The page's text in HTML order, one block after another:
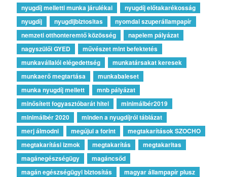
nyugdíj melletti munka járulékai
nyugdíj előtakarékosság
nyugdíj
nyugdijbiztositas
nyomdai szuperállampapír
nemzeti otthonteremtő közösség
napelem pályázat
nagyszülői GYED
művészet mint befektetés
munkavállalói elégedettség
munkatársakat keresek
munkaerő megtartása
munkabaleset
munka nyugdíj mellett
mnb pályázat
minősített fogyasztóbarát hitel
minimálbér2019
minimálbér 2020
minden a nyugdíjról táblázat
merj álmodni
megújul a forint
megtakarítások SZOCHO
megtakarítási izmok
megtakarítás
megtakaritas
magánegészségügy
magáncsőd
magán egészségügyi biztosítás
magyar állampapír plusz